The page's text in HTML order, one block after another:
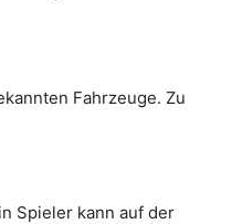
Fahrzeuge. Zu
Spieler kann auf der